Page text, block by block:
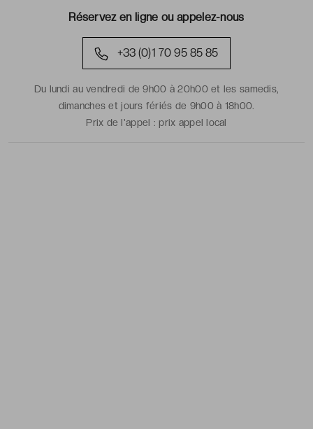
Réservez en ligne ou appelez-nous
+33 (0)1 70 95 85 85
Du lundi au vendredi de 9h00 à 20h00 et les samedis,
dimanches et jours fériés de 9h00 à 18h00.
Prix de l'appel :prix appel local